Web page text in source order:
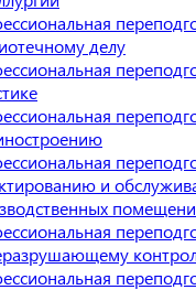
делу
и